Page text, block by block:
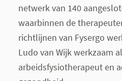
netwerk van 140
waarbinnen de
richtlijnen van Fysergo
Ludo van Wijk werkzaam
arbeidsfysiotherapeut en